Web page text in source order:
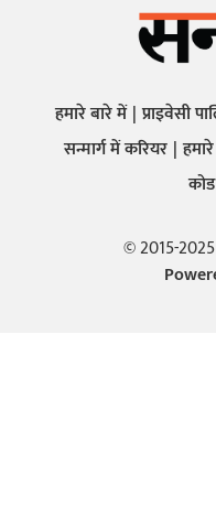
हमारे बारे में प्राइवेसी
सन्मार्ग में करियर
© 2015-